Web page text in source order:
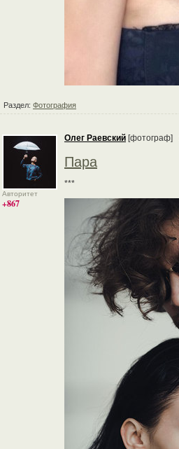
Раздел: Фотография
Авторитет
+867
Олег Раевский [фотограф]
Пара
***